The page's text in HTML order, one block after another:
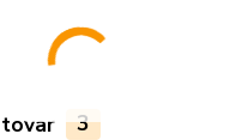
tovar 3